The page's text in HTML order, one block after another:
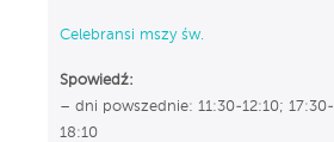
Celebransi mszy św.
Spowiedź:
– dni powszednie: 11:30-12:10; 17:30-
18:10